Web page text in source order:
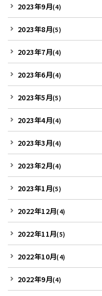
2023年9月(4)
2023年8月(5)
2023年7月(4)
2023年6月(4)
2023年5月(5)
2023年4月(4)
2023年3月(4)
2023年2月(4)
2023年1月(5)
2022年12月(4)
2022年11月(5)
2022年10月(4)
2022年9月(4)